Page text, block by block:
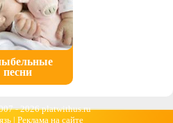
песни
-2026 platwithus.ru
| Реклама на сайте